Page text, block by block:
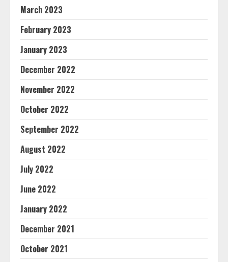
March 2023
February 2023
January 2023
December 2022
November 2022
October 2022
September 2022
August 2022
July 2022
June 2022
January 2022
December 2021
October 2021